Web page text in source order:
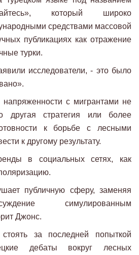
который широко
средствами массовой
публикациях как отражение
турки.
исследователи, - это было
напряженности с мигрантами не
другая стратегия или более
к борьбе с лесными
к другому результату.
в социальных сетях, как
публичную сферу, заменяя
симулированным
Джонс.
за последней попыткой
дебаты вокруг лесных